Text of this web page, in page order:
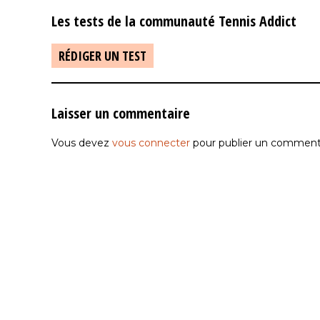
Les tests de la communauté Tennis Addict
RÉDIGER UN TEST
Laisser un commentaire
Vous devez vous connecter pour publier un